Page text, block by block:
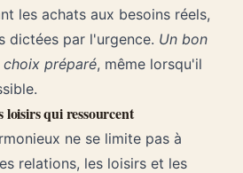
les achats aux besoins réels,
dictées par l'urgence. Un bon
préparé, même lorsqu'il
loisirs qui ressourcent
ne se limite pas à
relations, les loisirs et les